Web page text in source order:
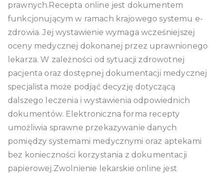
prawnych.Recepta online jest dokumentem
funkcjonującym w ramach krajowego systemu e-
zdrowia. Jej wystawienie wymaga wcześniejszej
oceny medycznej dokonanej przez uprawnionego
lekarza. W zależności od sytuacji zdrowotnej
pacjenta oraz dostępnej dokumentacji medycznej
specjalista może podjąć decyzję dotyczącą
dalszego leczenia i wystawienia odpowiednich
dokumentów. Elektroniczna forma recepty
umożliwia sprawne przekazywanie danych
pomiędzy systemami medycznymi oraz aptekami
bez konieczności korzystania z dokumentacji
papierowej.Zwolnienie lekarskie online jest